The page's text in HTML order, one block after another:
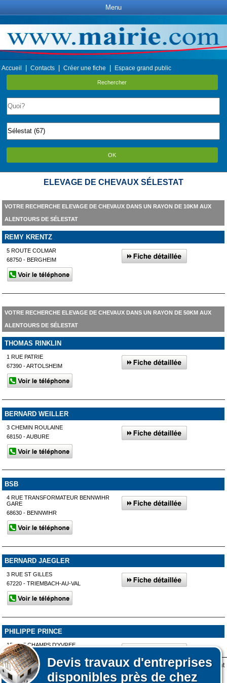
Menu
Accueil Contacts Créer une fiche Espace grand public
Rechercher
OK
ELEVAGE DE CHEVAUX SÉLESTAT
Devis travaux d'entreprises
disponibles près de chez
VOTRE RECHERCHE ELEVAGE DE CHEVAUX DANS UN RAYON DE 10KM AUX
ALENTOURS DE SÉLESTAT
REMY KRENTZ
5 ROUTE COLMAR
68750 - BERGHEIM
VOTRE RECHERCHE ELEVAGE DE CHEVAUX DANS UN RAYON DE 50KM AUX
ALENTOURS DE SÉLESTAT
THOMAS RINKLIN
1 RUE PATRIE
67390 - ARTOLSHEIM
BERNARD WEILLER
3 CHEMIN ROULAINE
68150 - AUBURE
BSB
4 RUE TRANSFORMATEUR BENNWIHR
GARE
68630 - BENNWIHR
BERNARD JAEGLER
3 RUE ST GILLES
67220 - TRIEMBACH-AU-VAL
PHILIPPE PRINCE
15 RUE CHAMPS D'YVREE
67220 - URBEIS
Lors de votre visite sur notre site des fichiers informatiques nommés cookies sont
déposés sur votre terminal. Ces cookies sont utilisés pour la navigation, le